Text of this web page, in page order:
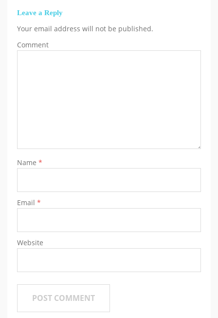
Leave a Reply
Your email address will not be published.
Comment
Name *
Email *
Website